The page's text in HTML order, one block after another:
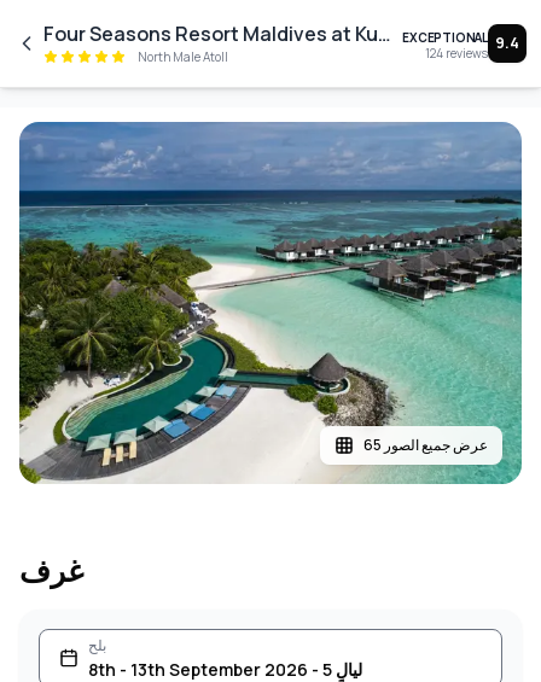
Skip to main content Four Seasons Resort Maldives at Kuda Huraa
North Male Atoll
EXCEPTIONAL
124 reviews 9.4
عرض جميع الصور 65
غرف
بلح
8th - 13th September 2026 - 5 ليالٍ